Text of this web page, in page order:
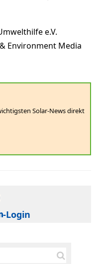
e.V.
Environment Media
Solar-News direkt
-Login